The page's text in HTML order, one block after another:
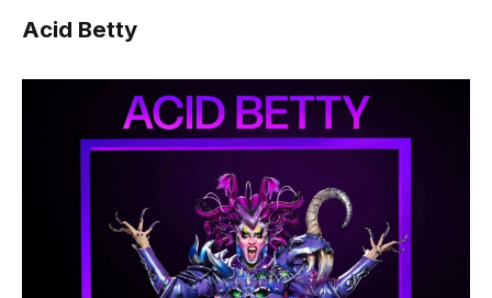
Acid Betty